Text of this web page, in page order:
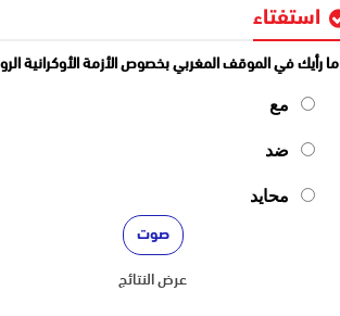
استفتاء
ما رأيك في الموقف المغربي بخصوص الأزمة الأوكرانية
مع
ضد
محايد
عرض النتائج